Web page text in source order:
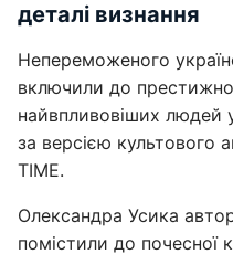
деталі визнання
Непереможеного
включили до
найвпливовіших людей
за версією культового
TIME.
Олександра Усика
помістили до почесної